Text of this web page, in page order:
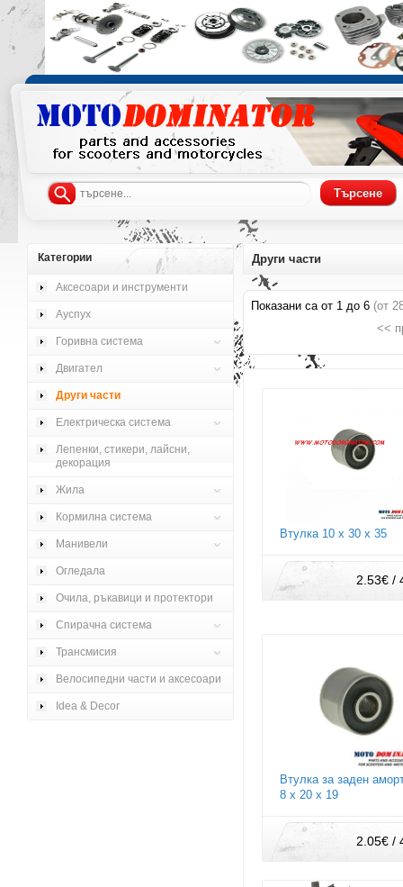
Други части
Показани са от 1 до 6 (от
<<
Втулка 10 х 30 х 35
2.53€ /
Втулка за заден
8 х 20 х 19
2.05€ /
Категории
Аксесоари и инструменти
Ауспух
Горивна система
Двигател
Други части
Електрическа система
Лепенки, стикери, лайсни,
декорация
Жила
Кормилна система
Манивели
Огледала
Очила, ръкавици и протектори
Спирачна система
Трансмисия
Велосипедни части и аксесоари
Idea & Decor